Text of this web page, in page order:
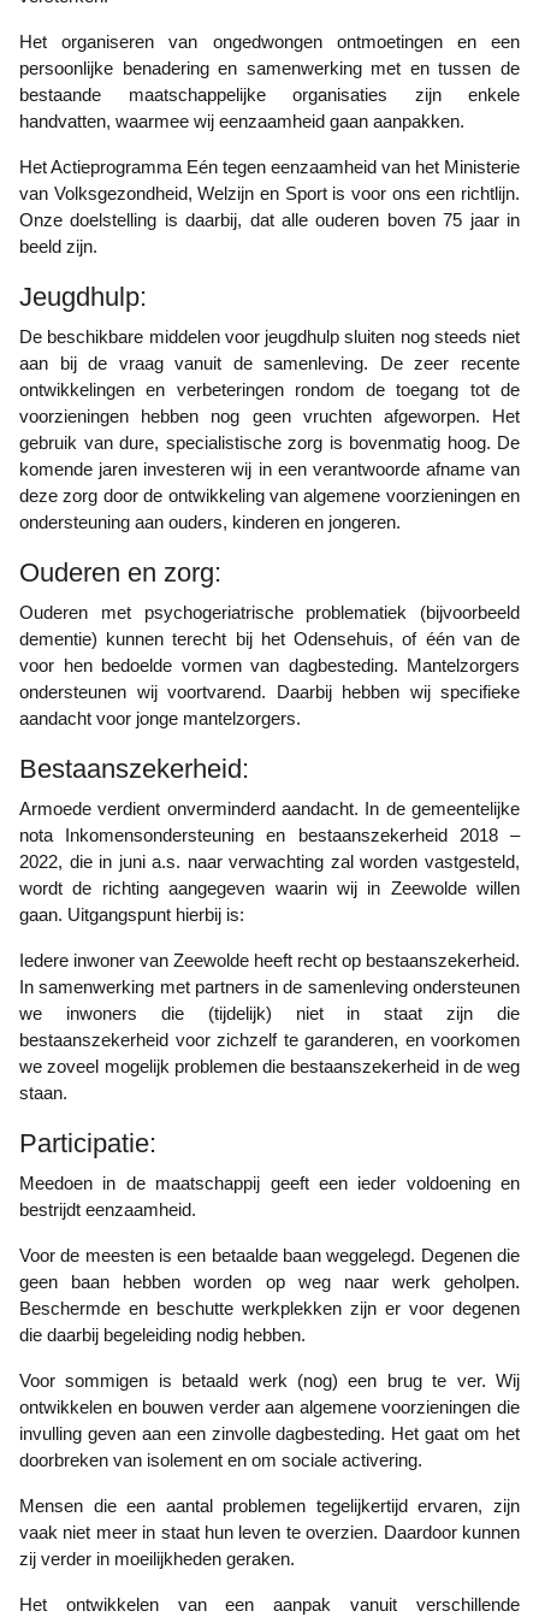
Het organiseren van ongedwongen ontmoetingen en een
persoonlijke benadering en samenwerking met en tussen de
bestaande maatschappelijke organisaties zijn enkele
handvatten, waarmee wij eenzaamheid gaan aanpakken.
Het Actieprogramma Eén tegen eenzaamheid van het Ministerie
van Volksgezondheid, Welzijn en Sport is voor ons een richtlijn.
Onze doelstelling is daarbij, dat alle ouderen boven 75 jaar in
beeld zijn.
Jeugdhulp:
De beschikbare middelen voor jeugdhulp sluiten nog steeds niet
aan bij de vraag vanuit de samenleving. De zeer recente
ontwikkelingen en verbeteringen rondom de toegang tot de
voorzieningen hebben nog geen vruchten afgeworpen. Het
gebruik van dure, specialistische zorg is bovenmatig hoog. De
komende jaren investeren wij in een verantwoorde afname van
deze zorg door de ontwikkeling van algemene voorzieningen en
ondersteuning aan ouders, kinderen en jongeren.
Ouderen en zorg:
Ouderen met psychogeriatrische problematiek (bijvoorbeeld
dementie) kunnen terecht bij het Odensehuis, of één van de
voor hen bedoelde vormen van dagbesteding. Mantelzorgers
ondersteunen wij voortvarend. Daarbij hebben wij specifieke
aandacht voor jonge mantelzorgers.
Bestaanszekerheid:
Armoede verdient onverminderd aandacht. In de gemeentelijke
nota Inkomensondersteuning en bestaanszekerheid 2018 –
2022, die in juni a.s. naar verwachting zal worden vastgesteld,
wordt de richting aangegeven waarin wij in Zeewolde willen
gaan. Uitgangspunt hierbij is:
Iedere inwoner van Zeewolde heeft recht op bestaanszekerheid.
In samenwerking met partners in de samenleving ondersteunen
we inwoners die (tijdelijk) niet in staat zijn die
bestaanszekerheid voor zichzelf te garanderen, en voorkomen
we zoveel mogelijk problemen die bestaanszekerheid in de weg
staan.
Participatie:
Meedoen in de maatschappij geeft een ieder voldoening en
bestrijdt eenzaamheid.
Voor de meesten is een betaalde baan weggelegd. Degenen die
geen baan hebben worden op weg naar werk geholpen.
Beschermde en beschutte werkplekken zijn er voor degenen
die daarbij begeleiding nodig hebben.
Voor sommigen is betaald werk (nog) een brug te ver. Wij
ontwikkelen en bouwen verder aan algemene voorzieningen die
invulling geven aan een zinvolle dagbesteding. Het gaat om het
doorbreken van isolement en om sociale activering.
Mensen die een aantal problemen tegelijkertijd ervaren, zijn
vaak niet meer in staat hun leven te overzien. Daardoor kunnen
zij verder in moeilijkheden geraken.
Het ontwikkelen van een aanpak vanuit verschillende